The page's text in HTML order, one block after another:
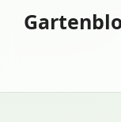
Inhalt